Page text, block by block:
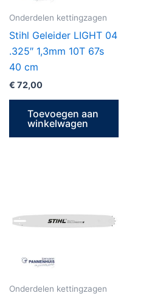
Onderdelen kettingzagen
Stihl Geleider LIGHT 04
.325″ 1,3mm 10T 67s
40 cm
€ 72,00
Toevoegen aan
winkelwagen
Onderdelen kettingzagen